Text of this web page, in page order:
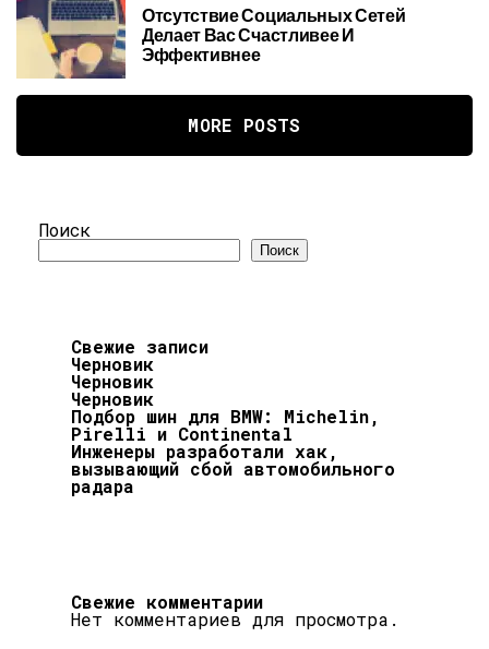
Отсутствие Социальных Сетей
Делает Вас Счастливее И
Эффективнее
MORE POSTS
Поиск
Поиск
Свежие записи
Черновик
Черновик
Черновик
Подбор шин для BMW: Michelin,
Pirelli и Continental
Инженеры разработали хак,
вызывающий сбой автомобильного
радара
Свежие комментарии
Нет комментариев для просмотра.